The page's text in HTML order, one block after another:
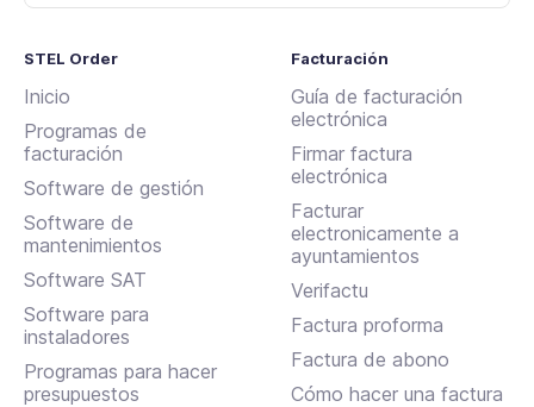
STEL Order
Inicio
Programas de
facturación
Software de gestión
Software de
mantenimientos
Software SAT
Software para
instaladores
Programas para hacer
presupuestos
Facturación
Guía de facturación
electrónica
Firmar factura
electrónica
Facturar
electronicamente a
ayuntamientos
Verifactu
Factura proforma
Factura de abono
Cómo hacer una factura